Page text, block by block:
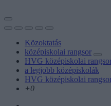
Közoktatás
középiskolai rangsor
HVG középiskolai
a legjobb középiskolák
HVG középiskolai
+0